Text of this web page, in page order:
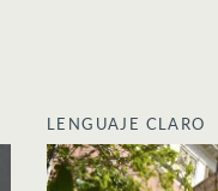
LENGUAJE CLARO